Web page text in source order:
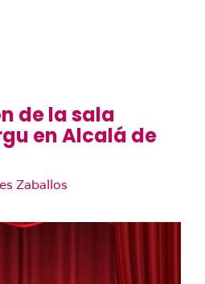
de la sala
en Alcalá de
Zaballos